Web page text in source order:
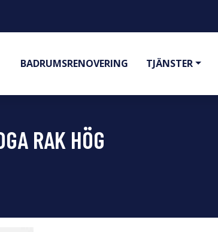
BADRUMSRENOVERING TJÄNSTER
RAK HÖG